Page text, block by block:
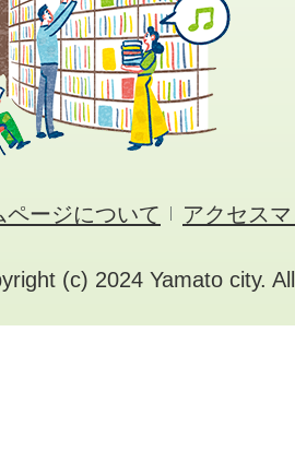
ページについて アクセス
(c) 2024 Yamato city.